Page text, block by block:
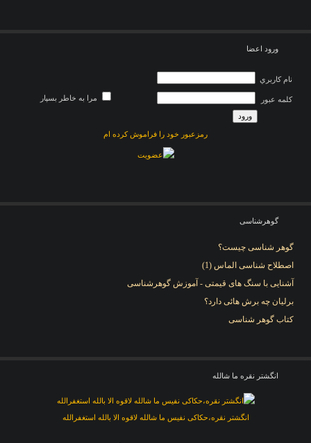
ورود اعضا
نام کاربري
کلمه عبور مرا به خاطر بسپار
رمزعبور خود را فراموش کرده ام
گوهرشناسی
گوهر شناسی چیست؟
اصطلاح شناسی الماس (1)
آشنایی با سنگ های قیمتی - آموزش گوهرشناسی
برلیان چه برش هائی دارد؟
کتاب گوهر شناسی
انگشتر نقره ما شالله
انگشتر نقره،حکاکی نفیس ما شالله لاقوه الا بالله استغفرالله